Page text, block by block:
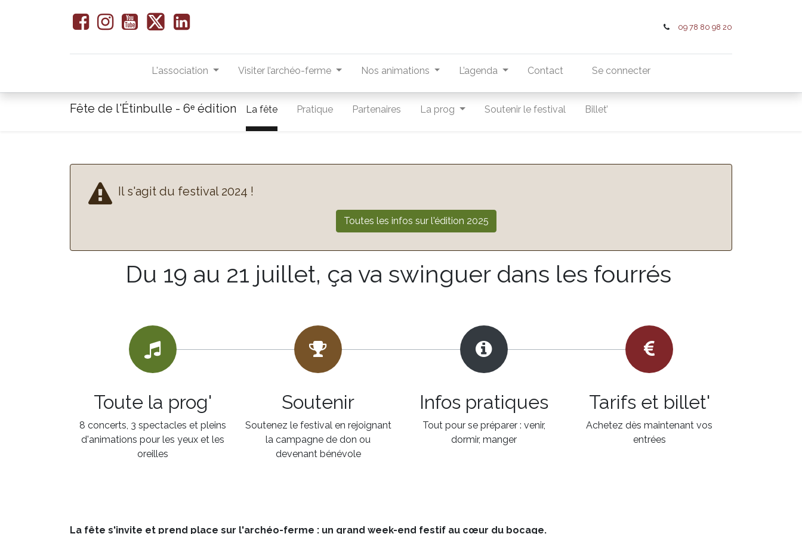
09 78 80 98 20
L'association Visiter l’archéo-ferme Nos animations L’agenda Contact Se connecter
Fête de l'Étinbulle - 6ᵉ édition La fête Pratique Partenaires La prog Soutenir le festival Billet’
Il s'agit du festival 2024 !
Toutes les infos sur l'édition 2025
Du 19 au 21 juillet, ça va swinguer dans les fourrés
Toute la prog'
8 concerts, 3 spectacles et pleins
d'animations pour les yeux et les
oreilles
Soutenir
Soutenez le festival en rejoignant
la campagne de don ou
devenant bénévole
Infos pratiques
Tout pour se préparer : venir,
dormir, manger
Tarifs et billet'
Achetez dès maintenant vos
entrées
La fête s'invite et prend place sur l'archéo-ferme : un grand week-end festif au cœur du bocage.